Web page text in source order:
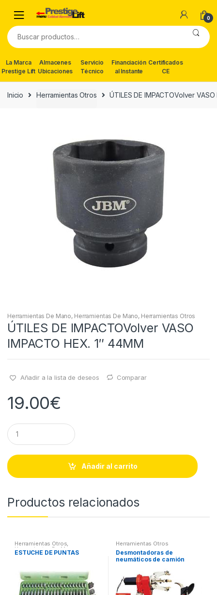
navigation
content
0
Buscar
por:
La Marca
Prestige Lift
Almacenes
Ubicaciones
Servicio
Técnico
Financiación
al Instante
Certificados
CE
Inicio Herramientas Otros ÚTILES DE IMPACTOVolver
Herramientas De Mano, Herramientas De Mano, Herramientas Otros
ÚTILES DE IMPACTOVolver VASO
IMPACTO HEX. 1″ 44MM
Añadir a la lista de deseos Comparar
19.00€
Q
u
a
t
i
Añadir al carrito
Productos relacionados
Herramientas Otros,
Herramientas De Mano ,
Herramientas De Mano,
otros
ESTUCHE DE PUNTAS
Herramientas Otros
Desmontadoras de
neumáticos de camión